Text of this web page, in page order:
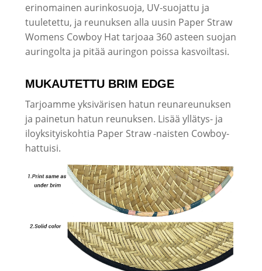
erinomainen aurinkosuoja, UV-suojattu ja
tuuletettu, ja reunuksen alla uusin Paper Straw
Womens Cowboy Hat tarjoaa 360 asteen suojan
auringolta ja pitää auringon poissa kasvoiltasi.
MUKAUTETTU BRIM EDGE
Tarjoamme yksivärisen hatun reunareunuksen
ja painetun hatun reunuksen. Lisää yllätys- ja
iloyksityiskohtia Paper Straw -naisten Cowboy-
hattuisi.